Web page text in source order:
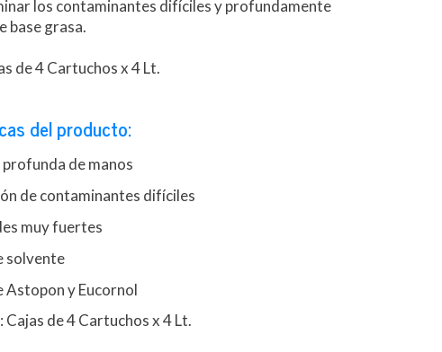
los contaminantes difíciles y profundamente
base grasa.
de 4 Cartuchos x 4 Lt.
del producto:
profunda de manos
de contaminantes difíciles
muy fuertes
solvente
Astopon y Eucornol
Cajas de 4 Cartuchos x 4 Lt.